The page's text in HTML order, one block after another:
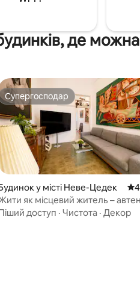
інформацією 😊
де
4,77 з 5, відгуки: 188
Супергосподар
Супергосподар
у місті Неве-Цедек
як місцевий житель –
в Неве-Цедек
доступ · Чистота · Декор